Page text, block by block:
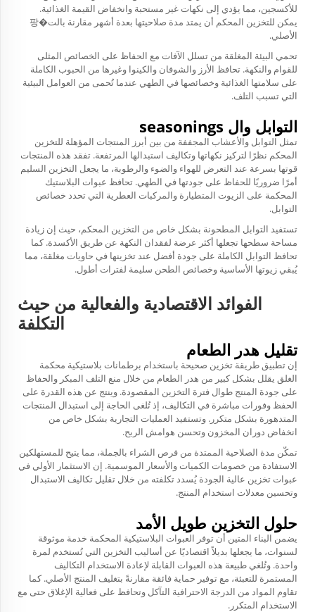
للأكسجين، مما يؤدي إلى نكهات غير مستحبة وانخفاض القيمة الغذائية.
يمكن للتخزين المحكم أن يمتد مدة صلاحيتها بعدة أشهر مقارنة بالت�팡
الأصلي.
تحمي البيئة المغلقة من تسلل الآفات مع الحفاظ على الخصائص المثلى
للقوام والنكهة. تحافظ الأرز والشوفان والكينوا وغيرها من الحبوب الكاملة
على سلامتها الغذائية وخصائصها في الطهي عندما تُحمى من العوامل البيئية
التي تسبب التلف.
التوابل وال seasonings
تمثل التوابل والأعشاب المجففة من بين أبرز المنتجات المؤهلة للتخزين
المحكم نظرًا لتركيز نكهاتها وتكاليف استبدالها المرتفعة. تفقد هذه المنتجات
قوتها بسرعة عند التعرض للهواء والضوء والرطوبة، ما يجعل التخزين السليم
أمرًا ضروريًا للحفاظ على جودتها في الطهي. تحافظ عبوات البلاستيك
المحكمة على الزيوت المتطيارة والمركبات العطرية التي تحدد خصائص
التوابل.
تستفيد التوابل المطحونة بشكل خاص من التخزين المحكم، حيث إن زيادة
مساحة سطحها تجعلها أكثر عرضة لفقدان النكهة عن طريق الأكسدة. كما
تحافظ التوابل الكاملة على جودة أفضل عند تخزينها في حاويات مغلقة، مما
يُبقي زيوتها الأساسية وخصائص الطحن سليمة لفترات أطول.
الفوائد الاقتصادية والفعالية من حيث
التكلفة
تقليل هدر الطعام
إن تطبيق طريقة تخزين صحيحة باستخدام برطمانات بلاستيكية محكمة
الغلق يقلل بشكل كبير من هدر الطعام من خلال منع التلف المبكر والحفاظ
على جودة المنتج طوال فترة التخزين المقصودة. وينتج عن هذه القدرة على
الحفظ وفورات مباشرة في التكاليف، إذ تُلغى الحاجة إلى استبدال المنتجات
المتدهورة بشكل متكرر. وتستفيد العمليات التجارية بشكل خاص من
انخفاض دوران المخزون وتحسن هوامش الربح.
تمكّن مدة الصلاحية الممتدة من فرص الشراء بالجملة، مما يتيح للمستهلكين
الاستفادة من خصومات الكميات والأسعار الموسمية. إن الاستثمار الأولي في
عبوات تخزين عالية الجودة يُسدد تكلفته من خلال تقليل تكاليف الاستبدال
وتحسين معدلات استخدام المنتج.
حلول التخزين طويل الأمد
يضمن البناء المتين أن توفر العبوات البلاستيكية المحكمة خدمة موثوقة
لسنوات، ما يجعلها بديلاً اقتصاديًا عن أساليب التخزين التي تُستخدم لمرة
واحدة. وتُلغي طبيعة هذه العبوات القابلة لإعادة الاستخدام التكاليف
المستمرة للتعبئة، مع توفير حماية فائقة مقارنةً بتغليف المنتج الأصلي. كما
تقاوم المواد من الدرجة الاحترافية التآكل وتحافظ على فعالية الإغلاق حتى مع
الاستخدام المتكرر.